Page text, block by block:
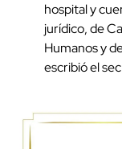
hospital y
jurídico, de
Humanos y
escribió el